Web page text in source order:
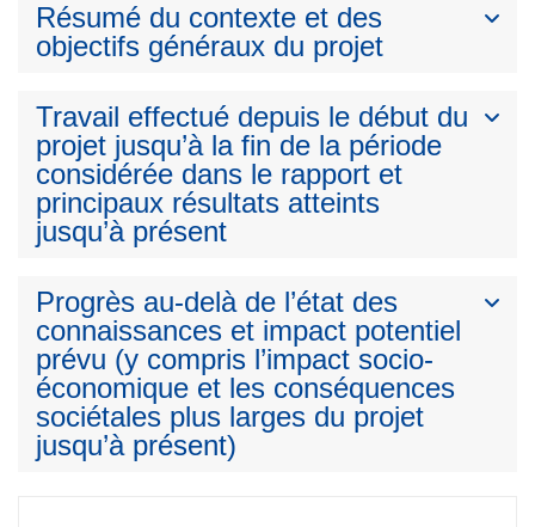
Résumé du contexte et des
objectifs généraux du projet
Travail effectué depuis le début du
projet jusqu’à la fin de la période
considérée dans le rapport et
principaux résultats atteints
jusqu’à présent
Progrès au-delà de l’état des
connaissances et impact potentiel
prévu (y compris l’impact socio-
économique et les conséquences
sociétales plus larges du projet
jusqu’à présent)